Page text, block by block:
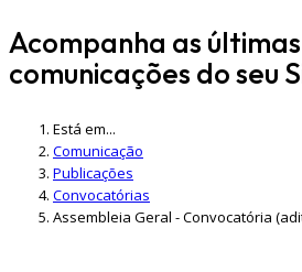
Acompanha as últimas
comunicações do seu
Está em...
Comunicação
Publicações
Convocatórias
Assembleia Geral - Convocatória